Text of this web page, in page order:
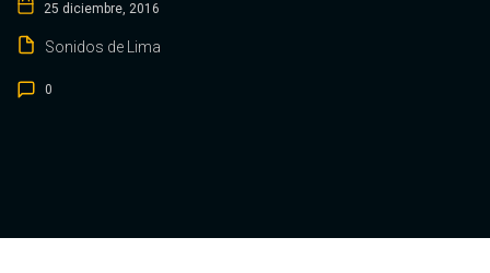
25 diciembre, 2016
Sonidos de Lima
0